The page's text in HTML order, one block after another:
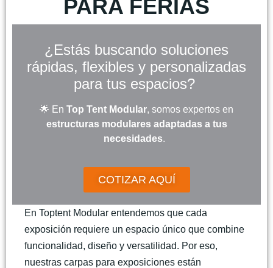
PARA FERIAS
¿Estás buscando soluciones
rápidas, flexibles y personalizadas
para tus espacios?
🌟 En Top Tent Modular, somos expertos en
estructuras modulares adaptadas a tus
necesidades.
COTIZAR AQUÍ
En Toptent Modular entendemos que cada
exposición requiere un espacio único que combine
funcionalidad, diseño y versatilidad. Por eso,
nuestrascarpas para exposiciones están